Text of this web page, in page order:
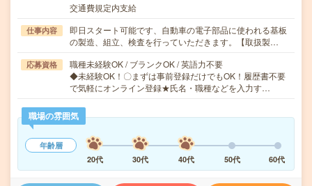
交通費規定内支給
仕事内容
即日スタート可能です、自動車の電子部品に使われる基板
の製造、組立、検査を行っていただきます。【取扱製…
応募資格
職種未経験OK / ブランクOK / 英語力不要
◆未経験OK！〇まずは事前登録だけでもOK！履歴書不要
で気軽にオンライン登録★氏名・職種などを入力す…
職場の雰囲気
年齢層
20代
30代 40代 50代 60代